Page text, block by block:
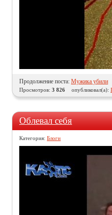
Продолжение поста: Мужика убили
Просмотров: 3 826 опубликовал(а):
Облевал себя
Категория: Блоги